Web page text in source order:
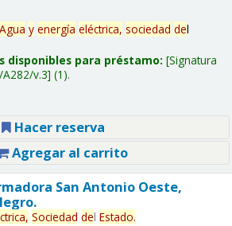
Agua y energía eléctrica, sociedad del
disponibles para préstamo: Signatura
v.3 (1).
Hacer reserva
Agregar al carrito
San Antonio Oeste,
Sociedad del Estado.